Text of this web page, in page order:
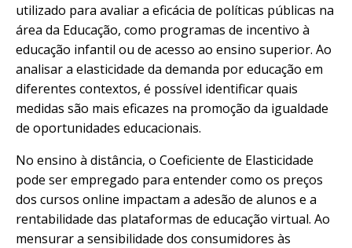
utilizado para avaliar a eficácia de políticas públicas na
área da Educação, como programas de incentivo à
educação infantil ou de acesso ao ensino superior. Ao
analisar a elasticidade da demanda por educação em
diferentes contextos, é possível identificar quais
medidas são mais eficazes na promoção da igualdade
de oportunidades educacionais.
No ensino à distância, o Coeficiente de Elasticidade
pode ser empregado para entender como os preços
dos cursos online impactam a adesão de alunos e a
rentabilidade das plataformas de educação virtual. Ao
mensurar a sensibilidade dos consumidores às